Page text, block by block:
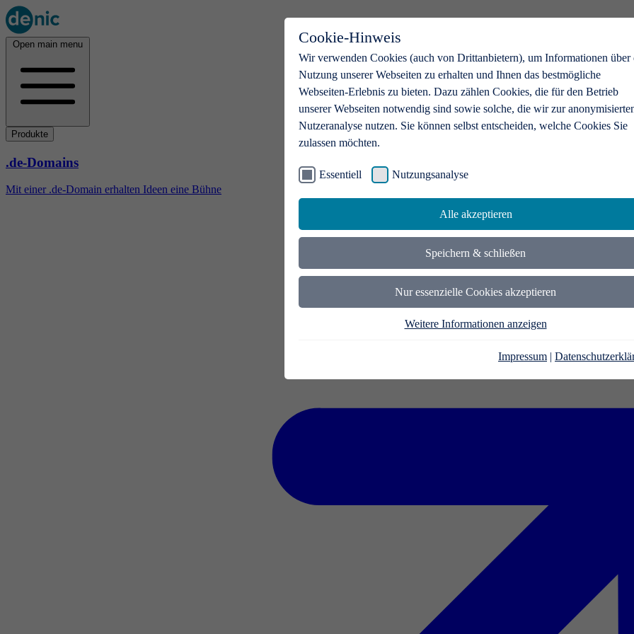
Cookie-Hinweis
Wir verwenden Cookies (auch von Drittanbietern), um Informationen über
Nutzung unserer Webseiten zu erhalten und Ihnen das bestmögliche
Webseiten-Erlebnis zu bieten. Dazu zählen Cookies, die für den Betrieb
unserer Webseiten notwendig sind sowie solche, die wir zur
Nutzeranalyse nutzen. Sie können selbst entscheiden, welche Cookies Sie
zulassen möchten.
Essentiell Nutzungsanalyse
Alle akzeptieren
Speichern & schließen
Nur essenzielle Cookies akzeptieren
Weitere Informationen anzeigen
Impressum |
Open main menu
Produkte
.de-Domains
Mit einer .de-Domain erhalten Ideen eine Bühne